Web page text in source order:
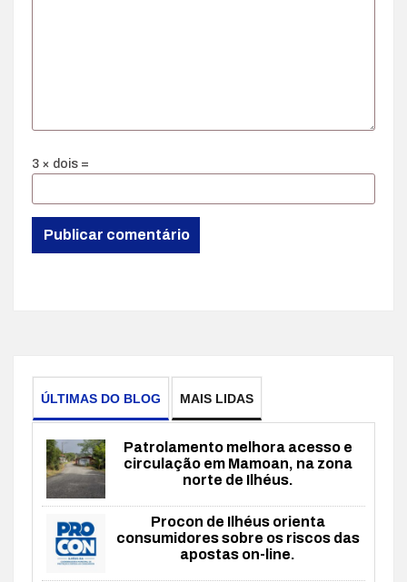
3 × dois =
ÚLTIMAS DO BLOG MAIS LIDAS
Patrolamento melhora acesso e
circulação em Mamoan, na zona
norte de Ilhéus.
Procon de Ilhéus orienta
consumidores sobre os riscos das
apostas on-line.